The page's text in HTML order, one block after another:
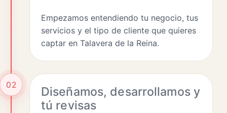
Empezamos entendiendo tu negocio, tus
servicios y el tipo de cliente que quieres
captar en Talavera de la Reina.
02
Diseñamos, desarrollamos y
tú revisas